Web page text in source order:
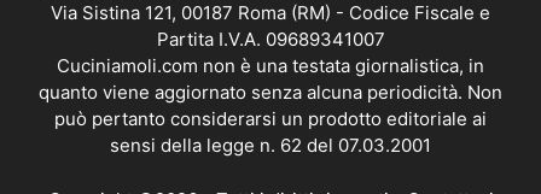
Via Sistina 121, 00187 Roma (RM) - Codice Fiscale e
Partita I.V.A. 09689341007
Cuciniamoli.com non è una testata giornalistica, in
quanto viene aggiornato senza alcuna periodicità. Non
può pertanto considerarsi un prodotto editoriale ai
sensi della legge n. 62 del 07.03.2001